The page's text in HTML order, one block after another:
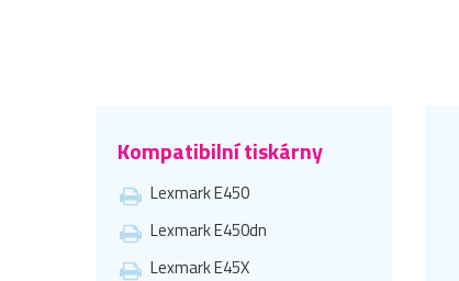
Kompatibilní tiskárny
Lexmark E450
Lexmark E450dn
Lexmark E45X